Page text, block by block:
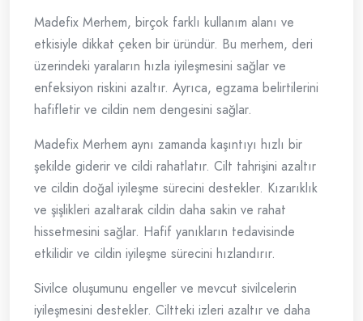
Madefix Merhem, birçok farklı kullanım alanı ve
etkisiyle dikkat çeken bir üründür. Bu merhem, deri
üzerindeki yaraların hızla iyileşmesini sağlar ve
enfeksiyon riskini azaltır. Ayrıca, egzama belirtilerini
hafifletir ve cildin nem dengesini sağlar.
Madefix Merhem aynı zamanda kaşıntıyı hızlı bir
şekilde giderir ve cildi rahatlatır. Cilt tahrişini azaltır
ve cildin doğal iyileşme sürecini destekler. Kızarıklık
ve şişlikleri azaltarak cildin daha sakin ve rahat
hissetmesini sağlar. Hafif yanıkların tedavisinde
etkilidir ve cildin iyileşme sürecini hızlandırır.
Sivilce oluşumunu engeller ve mevcut sivilcelerin
iyileşmesini destekler. Ciltteki izleri azaltır ve daha